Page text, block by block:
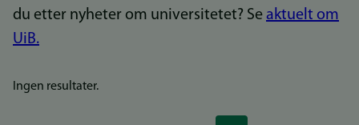
du etter nyheter om universitetet? Se aktuelt om
UiB.
Ingen resultater.